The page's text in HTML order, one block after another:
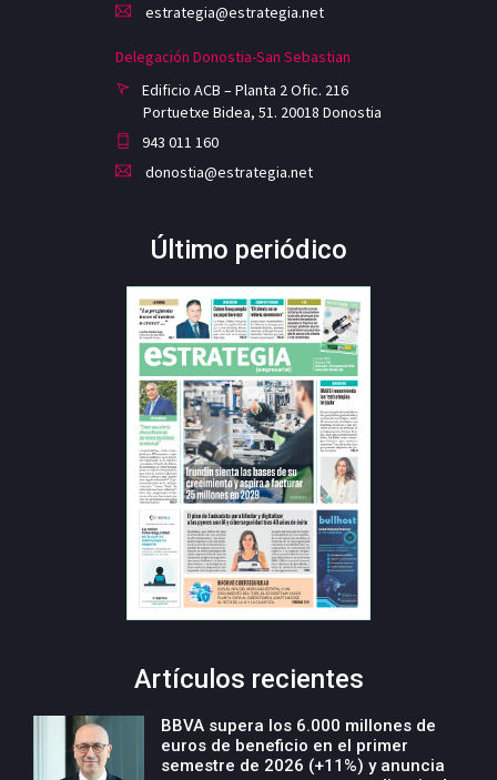
estrategia@estrategia.net
Delegación Donostia-San Sebastian
Edificio ACB – Planta 2 Ofic. 216
Portuetxe Bidea, 51. 20018 Donostia
943 011 160
donostia@estrategia.net
Último periódico
Artículos recientes
BBVA supera los 6.000 millones de
euros de beneficio en el primer
semestre de 2026 (+11%) y anuncia